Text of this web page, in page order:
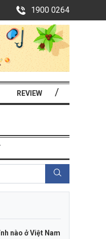
1900 0264
REVIEW
nào ở Việt Nam